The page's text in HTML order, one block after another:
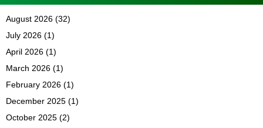
August 2026 (32)
July 2026 (1)
April 2026 (1)
March 2026 (1)
February 2026 (1)
December 2025 (1)
October 2025 (2)